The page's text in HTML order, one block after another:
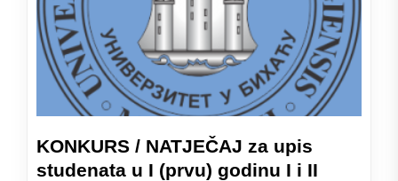
KONKURS / NATJEČAJ za upis
studenata u I (prvu) godinu I i II